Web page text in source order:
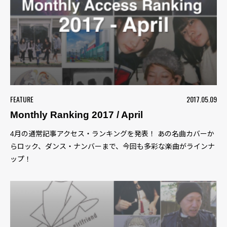
FEATURE
2017.05.09
Monthly Ranking 2017 / April
4月の通常記事アクセス・ランキングを発表！ あの名曲カバーか
らロック、ダンス・ナンバーまで、今回も多彩な楽曲がラインナ
ップ！